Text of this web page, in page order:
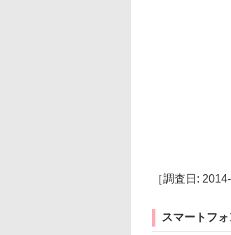
［調査日:
スマートフ